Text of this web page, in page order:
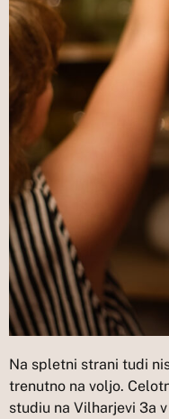
Na spletni strani tudi
trenutno na voljo.
studiu na Vilharjevi 3a